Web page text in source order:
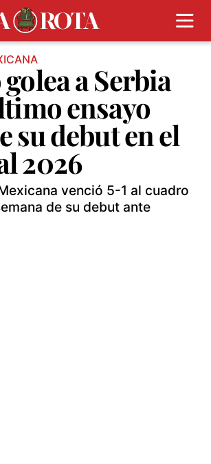
a Serbia
ensayo
su debut en el
2026
venció 5-1 al cuadro
de su debut ante